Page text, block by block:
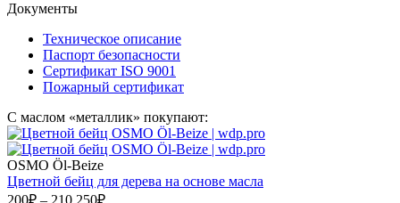
Документы
Техническое описание
Паспорт безопасности
Сертификат ISO 9001
Пожарный сертификат
С маслом «металлик» покупают:
OSMO Öl-Beize
Цветной бейц для дерева на основе масла